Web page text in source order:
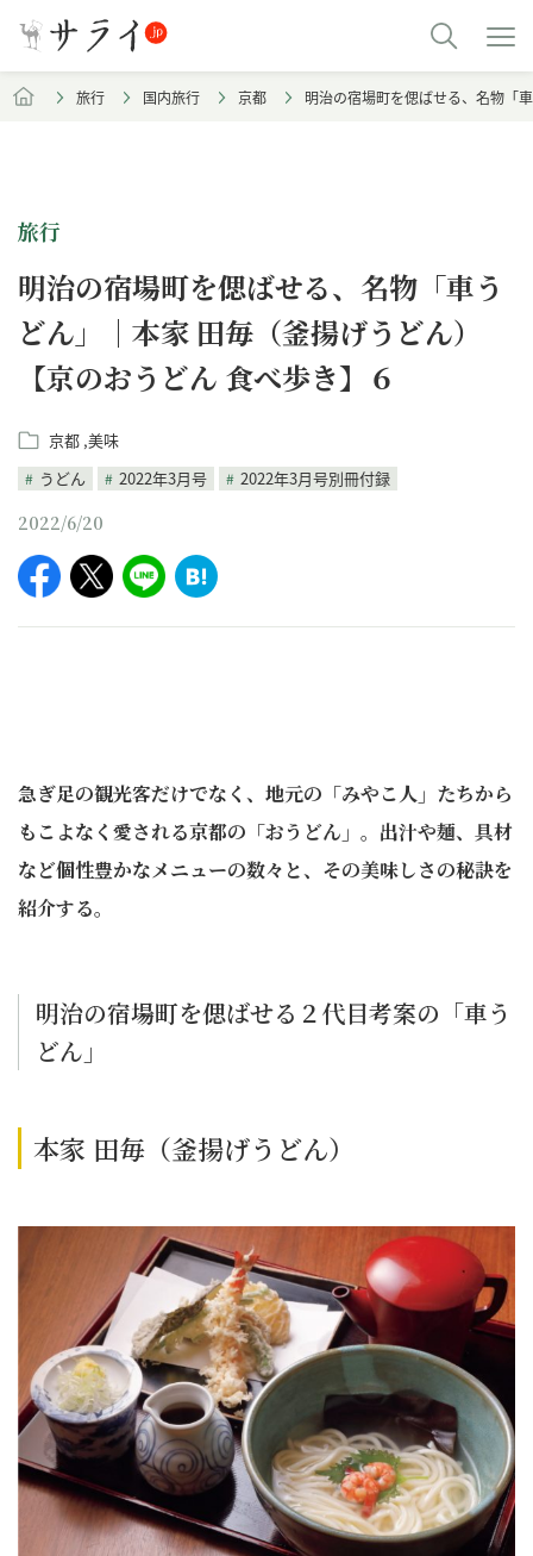
旅行 国内旅行 京都 明治の宿場町を偲ばせる、名物「
旅行
明治の宿場町を偲ばせる、名物「車う
どん」｜本家 田毎（釜揚げうどん）
【京のおうどん 食べ歩き】６
京都 美味
うどん
2022年3月号 2022年3月号別冊付録
2022/6/20
急ぎ足の観光客だけでなく、地元の「みやこ人」たちから
もこよなく愛される京都の「おうどん」。出汁や麺、具材
など個性豊かなメニューの数々と、その美味しさの秘訣を
紹介する。
明治の宿場町を偲ばせる２代目考案の「車う
どん」
本家 田毎（釜揚げうどん）